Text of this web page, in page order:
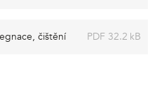
čištění PDF 32.2 kB